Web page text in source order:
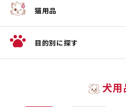
猫用品
目的別に探す
犬用